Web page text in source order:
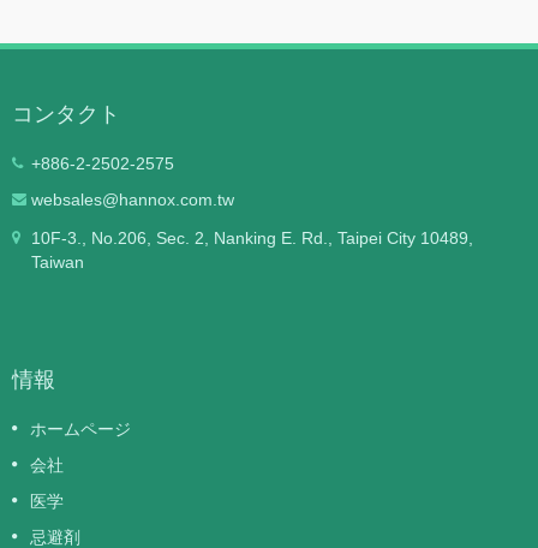
コンタクト
+886-2-2502-2575
websales@hannox.com.tw
10F-3., No.206, Sec. 2, Nanking E. Rd., Taipei City 10489,
Taiwan
情報
ホームページ
会社
医学
忌避剤